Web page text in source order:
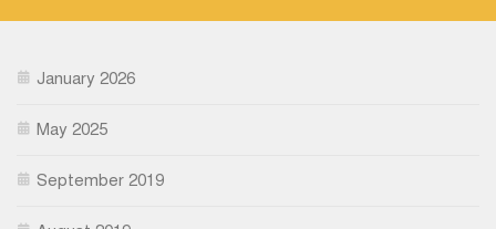
January 2026
May 2025
September 2019